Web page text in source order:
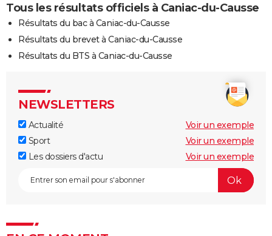
Tous les résultats officiels à Caniac-du-Causse
Résultats du bac à Caniac-du-Causse
Résultats du brevet à Caniac-du-Causse
Résultats du BTS à Caniac-du-Causse
NEWSLETTERS
Actualité
Voir un exemple
Sport
Voir un exemple
Les dossiers d'actu
Voir un exemple